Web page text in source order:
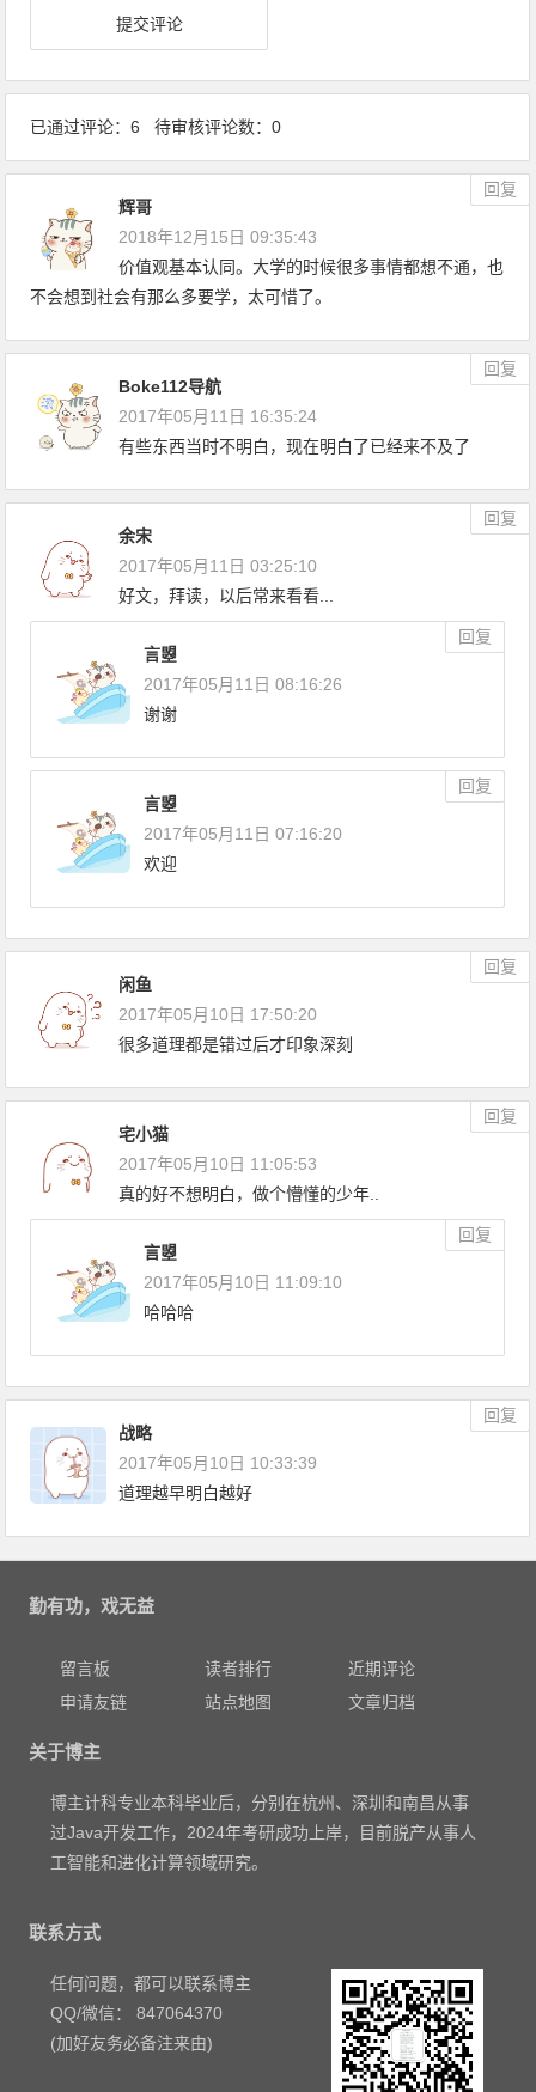
已通过评论：6 待审核评论数：0
辉哥
回复
2018年12月15日 09:35:43
价值观基本认同。大学的时候很多事情都想不通，也
不会想到社会有那么多要学，太可惜了。
Boke112导航
回复
2017年05月11日 16:35:24
有些东西当时不明白，现在明白了已经来不及了
余宋
回复
2017年05月11日 03:25:10
好文，拜读，以后常来看看...
言曌
回复
2017年05月11日 08:16:26
谢谢
言曌
回复
2017年05月11日 07:16:20
欢迎
闲鱼
回复
2017年05月10日 17:50:20
很多道理都是错过后才印象深刻
宅小猫
回复
2017年05月10日 11:05:53
真的好不想明白，做个懵懂的少年..
言曌
回复
2017年05月10日 11:09:10
哈哈哈
战略
回复
2017年05月10日 10:33:39
道理越早明白越好
勤有功，戏无益
留言板 读者排行
近期评论
申请友链
站点地图 文章归档
关于博主
博主计科专业本科毕业后，分别在杭州、深圳和南昌从事
过Java开发工作，2024年考研成功上岸，目前脱产从事人
工智能和进化计算领域研究。
联系方式
任何问题，都可以联系博主
QQ/微信： 847064370
(加好友务必备注来由)